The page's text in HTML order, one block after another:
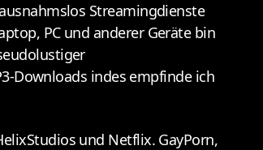
Streamingdienste
PC und anderer Geräte bin
Downloads indes empfinde ich
und Netflix. GayPorn,